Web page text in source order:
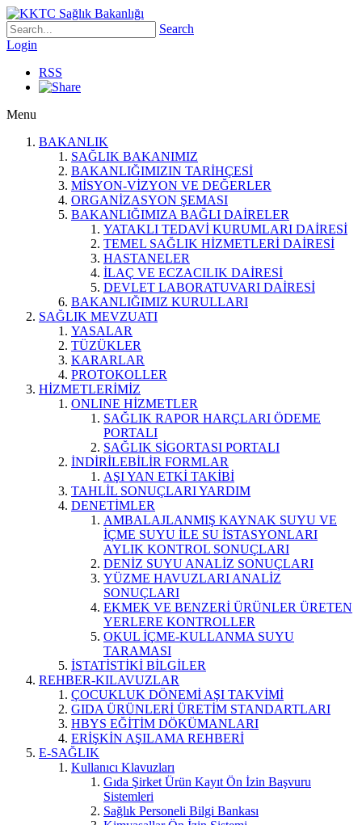
Search
Login
RSS
Menu
BAKANLIK
SAĞLIK BAKANIMIZ
BAKANLIĞIMIZIN TARİHÇESİ
MİSYON-VİZYON VE DEĞERLER
ORGANİZASYON ŞEMASI
BAKANLIĞIMIZA BAĞLI DAİRELER
YATAKLI TEDAVİ KURUMLARI DAİRESİ
TEMEL SAĞLIK HİZMETLERİ DAİRESİ
HASTANELER
İLAÇ VE ECZACILIK DAİRESİ
DEVLET LABORATUVARI DAİRESİ
BAKANLIĞIMIZ KURULLARI
SAĞLIK MEVZUATI
YASALAR
TÜZÜKLER
KARARLAR
PROTOKOLLER
HİZMETLERİMİZ
ONLINE HİZMETLER
SAĞLIK RAPOR HARÇLARI ÖDEME
PORTALI
SAĞLIK SİGORTASI PORTALI
İNDİRİLEBİLİR FORMLAR
AŞI YAN ETKİ TAKİBİ
TAHLİL SONUÇLARI YARDIM
DENETİMLER
AMBALAJLANMIŞ KAYNAK SUYU VE
İÇME SUYU İLE SU İSTASYONLARI
AYLIK KONTROL SONUÇLARI
DENİZ SUYU ANALİZ SONUÇLARI
YÜZME HAVUZLARI ANALİZ
SONUÇLARI
EKMEK VE BENZERİ ÜRÜNLER ÜRETEN
YERLERE KONTROLLER
OKUL İÇME-KULLANMA SUYU
TARAMASI
İSTATİSTİKİ BİLGİLER
REHBER-KILAVUZLAR
ÇOCUKLUK DÖNEMİ AŞI TAKVİMİ
GIDA ÜRÜNLERİ ÜRETİM STANDARTLARI
HBYS EĞİTİM DÖKÜMANLARI
ERİŞKİN AŞILAMA REHBERİ
E-SAĞLIK
Kullanıcı Klavuzları
Gıda Şirket Ürün Kayıt Ön İzin Başvuru
Sistemleri
Sağlık Personeli Bilgi Bankası